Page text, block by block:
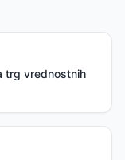
trg vrednostnih